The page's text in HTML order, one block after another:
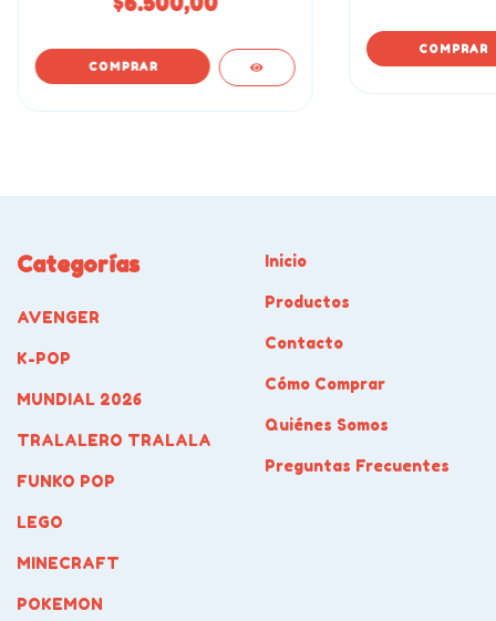
Categorías
AVENGER
K-POP
MUNDIAL 2026
TRALALERO TRALALA
FUNKO POP
LEGO
MINECRAFT
POKEMON
Inicio
Productos
Contacto
Cómo Comprar
Quiénes Somos
Preguntas Frecuentes